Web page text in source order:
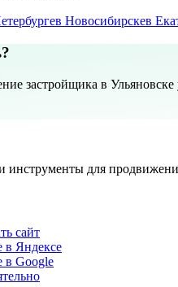
в Новосибирскев
застройщика в Ульяновске
инструменты для
сайт
Яндексе
в Google